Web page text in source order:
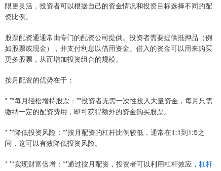
限更灵活，投资者可以根据自己的资金情况和投资目标选择不同的配
资比例。
股票配资通通常由专门的配资公司提供。投资者需要提供抵押品（例
如股票或现金），并支付利息以借用资金。借入的资金可以用来购买
更多股票，从而增加投资组合的规模。
按月配资的优势在于：
* **每月轻松增持股票：**投资者无需一次性投入大量资金，每月只需
缴纳一定的配资费用，即可获得额外的资金购买股票。
* **降低投资风险：**按月配资的杠杆比例较低，通常在1:1到1:5之
间，这可以有效降低投资风险。
* **实现财富倍增：**通过按月配资，投资者可以利用杠杆效应， 杠杆